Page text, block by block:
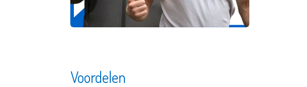
Voordelen